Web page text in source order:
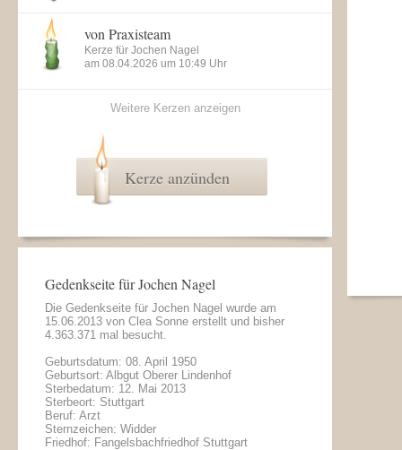
von Praxisteam
Kerze für Jochen Nagel
am 08.04.2026 um 10:49 Uhr
Weitere Kerzen anzeigen
Kerze anzünden
Gedenkseite für Jochen Nagel
Die Gedenkseite für Jochen Nagel wurde am
15.06.2013 von Clea Sonne erstellt und bisher
4.363.371 mal besucht.
Geburtsdatum: 08. April 1950
Geburtsort: Albgut Oberer Lindenhof
Sterbedatum: 12. Mai 2013
Sterbeort: Stuttgart
Beruf: Arzt
Sternzeichen: Widder
Friedhof: Fangelsbachfriedhof Stuttgart